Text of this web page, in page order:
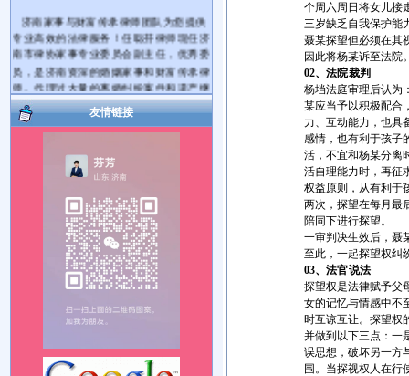
济南家事与财富传承律师团队为您提供
专业高效的法律服务！任聪芬律师现任济
南市律协家事专业委员会副主任，优秀委
员，是济南资深的婚姻家事和财富传承律
师。代理过大量的离婚纠纷案件和遗产继
承纠纷案件。
爱家护家，用法商守护财富！帮您将您
的财产传承给您的亲人！您有婚姻家庭和
要帮助，可电话咨询，也可电话预约后到
律师事务所当面咨询。对于您提出的问题
我会及时给您解答。如果满意请您在问题
解决的同时把我推荐给您身边需要帮助的
朋友，谢谢！
服务热线： 17753181492 15964027812
执业机构：山东国曜琴岛律师事务所
地 址：济南市历下区山大路264号国曜律
乘车路线：可乘117、115、K56、137、
112、K139路公交车到经十路山大路站下
友情链接
个周六周日将女儿接
三岁缺乏自我保护能
聂某探望但必须在其
因此将杨某诉至法院
02、 法院裁判
杨垱法庭审理后认为
某应当予以积极配合
力、互动能力，也具
感情，也有利于孩子
活，不宜和杨某分离
活自理能力时，再征
权益原则，从有利于
两次，探望在每月最
陪同下进行探望。
一审判决生效后，聂
至此，一起探望权纠
03、 法官说法
探望权是法律赋予父
女的记忆与情感中不
时互谅互让。探望权
并做到以下三点：一
误思想，破坏另一方
围。当探视权人在行